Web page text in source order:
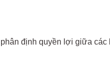
định quyền lợi giữa các